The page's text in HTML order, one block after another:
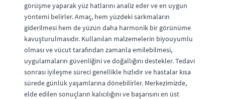
görüşme yaparak yüz hatlarını analiz eder ve en uygun
yöntemi belirler. Amaç, hem yüzdeki sarkmaların
giderilmesi hem de yüzün daha harmonik bir görünüme
kavuşturulmasıdır. Kullanılan malzemelerin biyouyumlu
olması ve vücut tarafından zamanla emilebilmesi,
uygulamaların güvenliğini ve doğallığını destekler. Tedavi
sonrası iyileşme süreci genellikle hızlıdır ve hastalar kısa
sürede günlük yaşamlarına dönebilirler. Merkezimizde,
elde edilen sonuçların kalıcılığını ve başarısını en üst